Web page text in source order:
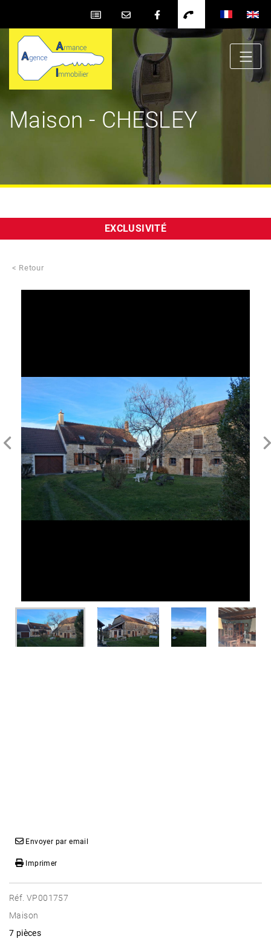
Maison - CHESLEY
EXCLUSIVITÉ
< Retour
Envoyer par email
Imprimer
Réf. VP001757
Maison
7 pièces